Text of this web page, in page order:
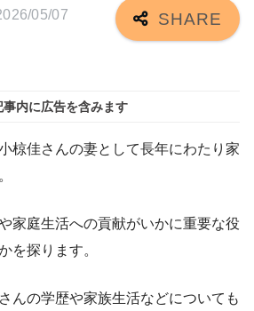
05/07
事内に広告を含みます
椋佳さんの妻として長年にわたり家
家庭生活への貢献がいかに重要な役
を探ります。
んの学歴や家族生活などについても